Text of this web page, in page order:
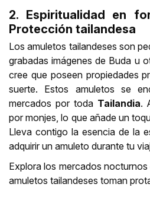
2. Espiritualidad en
Protección tailandesa
Los amuletos tailandeses son
grabadas imágenes de Buda u
cree que poseen propiedades
suerte. Estos amuletos se
mercados por toda Tailandia.
por monjes, lo que añade un
Lleva contigo la esencia de la
adquirir un amuleto durante tu
Explora los mercados
amuletos tailandeses toman